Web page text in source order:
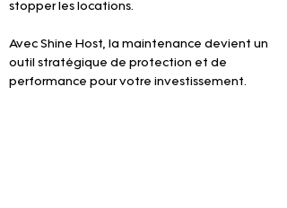
stopper les locations.
Avec Shine Host, la maintenance devient un
outil stratégique de protection et de
performance pour votre investissement.